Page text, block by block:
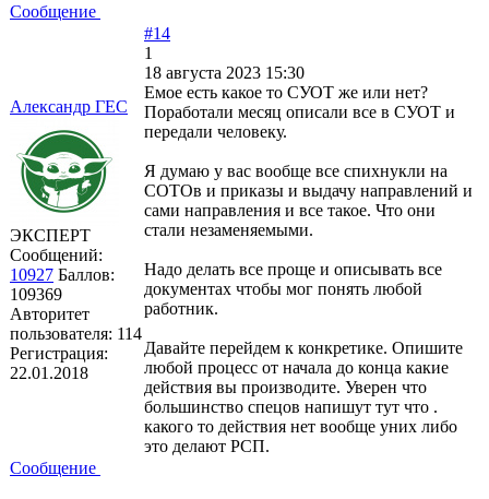
Сообщение
Александр ГЕС
ЭКСПЕРТ
Сообщений:
10927 Баллов:
109369
Авторитет
пользователя: 114
Регистрация:
22.01.2018
#14
1
18 августа 2023 15:30
Емое есть какое то СУОТ же или нет?
Поработали месяц описали все в СУОТ и
передали человеку.
Я думаю у вас вообще все спихнукли на
СОТОв и приказы и выдачу направлений и
сами направления и все такое. Что они
стали незаменяемыми.
Надо делать все проще и описывать все
документах чтобы мог понять любой
работник.
Давайте перейдем к конкретике. Опишите
любой процесс от начала до конца какие
действия вы производите. Уверен что
большинство спецов напишут тут что .
какого то действия нет вообще уних либо
это делают РСП.
Сообщение